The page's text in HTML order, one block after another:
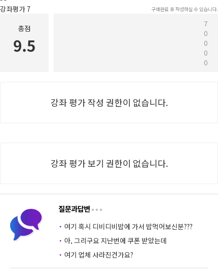
강좌평가 7 구매완료 후 작성하실 수 있습니다.
총점
9.5
7
0
0
0
0
강좌 평가 작성 권한이 없습니다.
강좌 평가 보기 권한이 없습니다.
질문과답변
· 여기 혹시 디비디비밥에 가서 밥먹어보신분???
· 아, 그리구요 지난번에 쿠폰 받았는데
· 여기 업체 사라진건가요?